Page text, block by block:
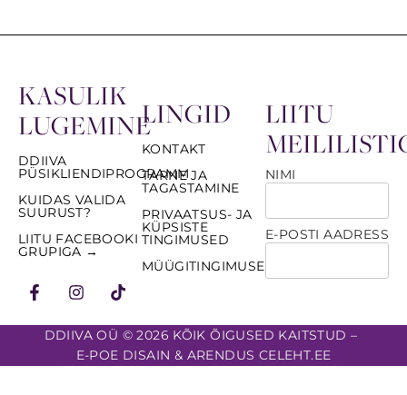
KASULIK
LUGEMINE
DDIIVA
PÜSIKLIENDIPROGRAMM
KUIDAS VALIDA
SUURUST?
LIITU FACEBOOKI
GRUPIGA →
LINGID
KONTAKT
TARNE JA
TAGASTAMINE
PRIVAATSUS- JA
KÜPSISTE
TINGIMUSED
MÜÜGITINGIMUSED
LIITU
NIMI
E-POSTI AADRESS
DDIIVA OÜ © 2026 KÕIK ÕIGUSED KAITSTUD –
E-POE DISAIN & ARENDUS CELEHT.EE